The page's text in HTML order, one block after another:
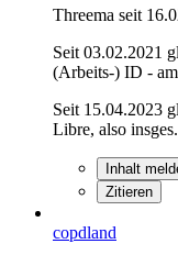
Threema seit
Seit 03.02.2021
(Arbeits-) ID -
Seit 15.04.2023
Libre, also
Inhalt
Zitieren
copdland